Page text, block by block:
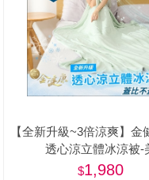
【全新升級~3倍涼爽】金
透心涼立體冰涼被-
1,980